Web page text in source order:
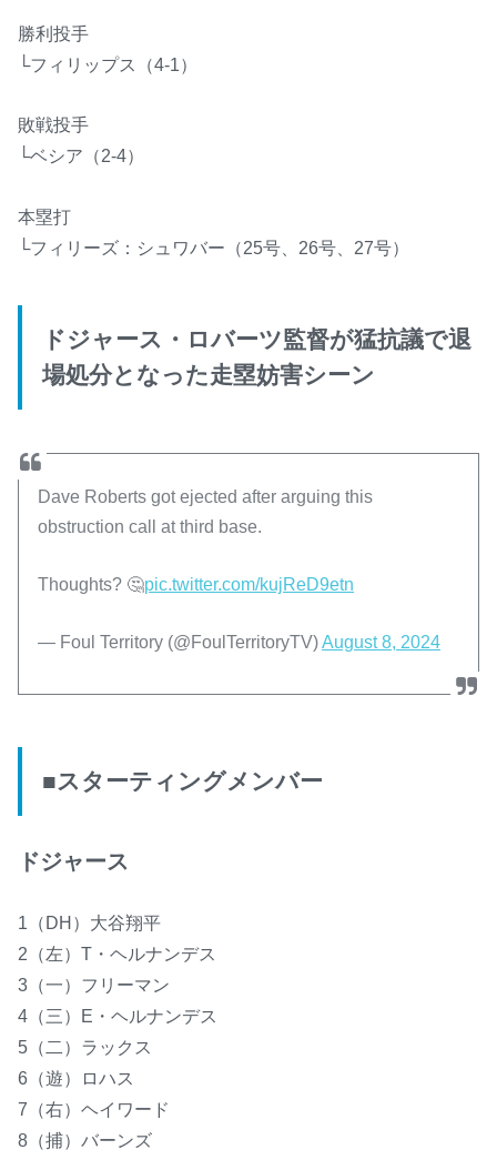
勝利投手
└フィリップス（4-1）
敗戦投手
└ベシア（2-4）
本塁打
└フィリーズ：シュワバー（25号、26号、27号）
ドジャース・ロバーツ監督が猛抗議で退
場処分となった走塁妨害シーン
Dave Roberts got ejected after arguing this
obstruction call at third base.
Thoughts? 🤔pic.twitter.com/kujReD9etn
— Foul Territory (@FoulTerritoryTV)August 8, 2024
■スターティングメンバー
ドジャース
1（DH）大谷翔平
2（左）T・ヘルナンデス
3（一）フリーマン
4（三）E・ヘルナンデス
5（二）ラックス
6（遊）ロハス
7（右）ヘイワード
8（捕）バーンズ